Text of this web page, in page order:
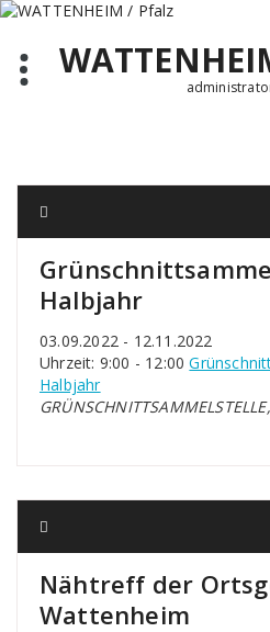
Zum
springen
Halbjahr
03.09.2022 - 12.11.2022
Uhrzeit: 9:00 - 12:00
Halbjahr
Nähtreff der
Wattenheim